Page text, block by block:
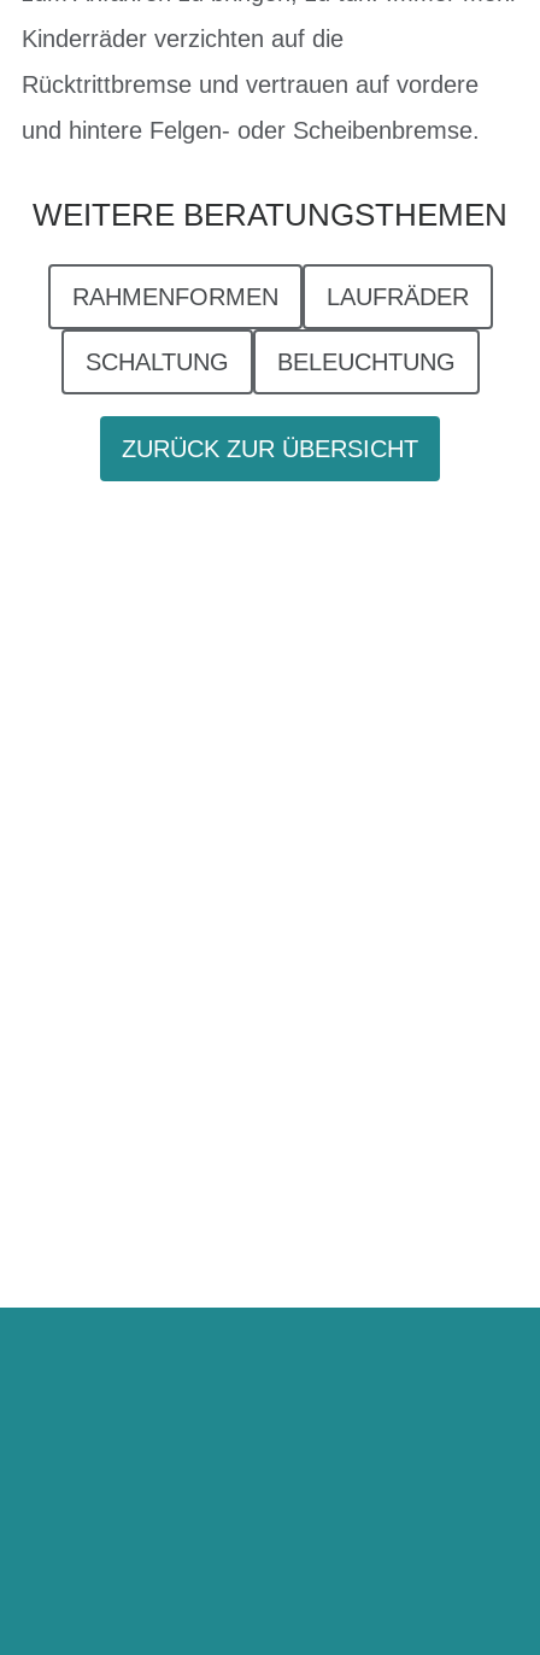
Kinderräder verzichten auf die
Rücktrittbremse und vertrauen auf vordere
und hintere Felgen- oder Scheibenbremse.
WEITERE BERATUNGSTHEMEN
RAHMENFORMEN LAUFRÄDER
SCHALTUNG BELEUCHTUNG
ZURÜCK ZUR ÜBERSICHT